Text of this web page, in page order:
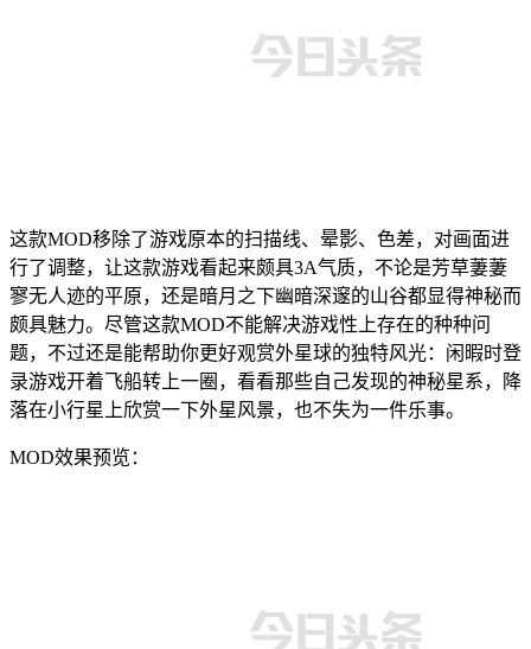
这款MOD移除了游戏原本的扫描线、晕影、色差，对画面进
行了调整，让这款游戏看起来颇具3A气质，不论是芳草萋萋
寥无人迹的平原，还是暗月之下幽暗深邃的山谷都显得神秘而
颇具魅力。尽管这款MOD不能解决游戏性上存在的种种问
题，不过还是能帮助你更好观赏外星球的独特风光：闲暇时登
录游戏开着飞船转上一圈，看看那些自己发现的神秘星系，降
落在小行星上欣赏一下外星风景，也不失为一件乐事。
MOD效果预览：